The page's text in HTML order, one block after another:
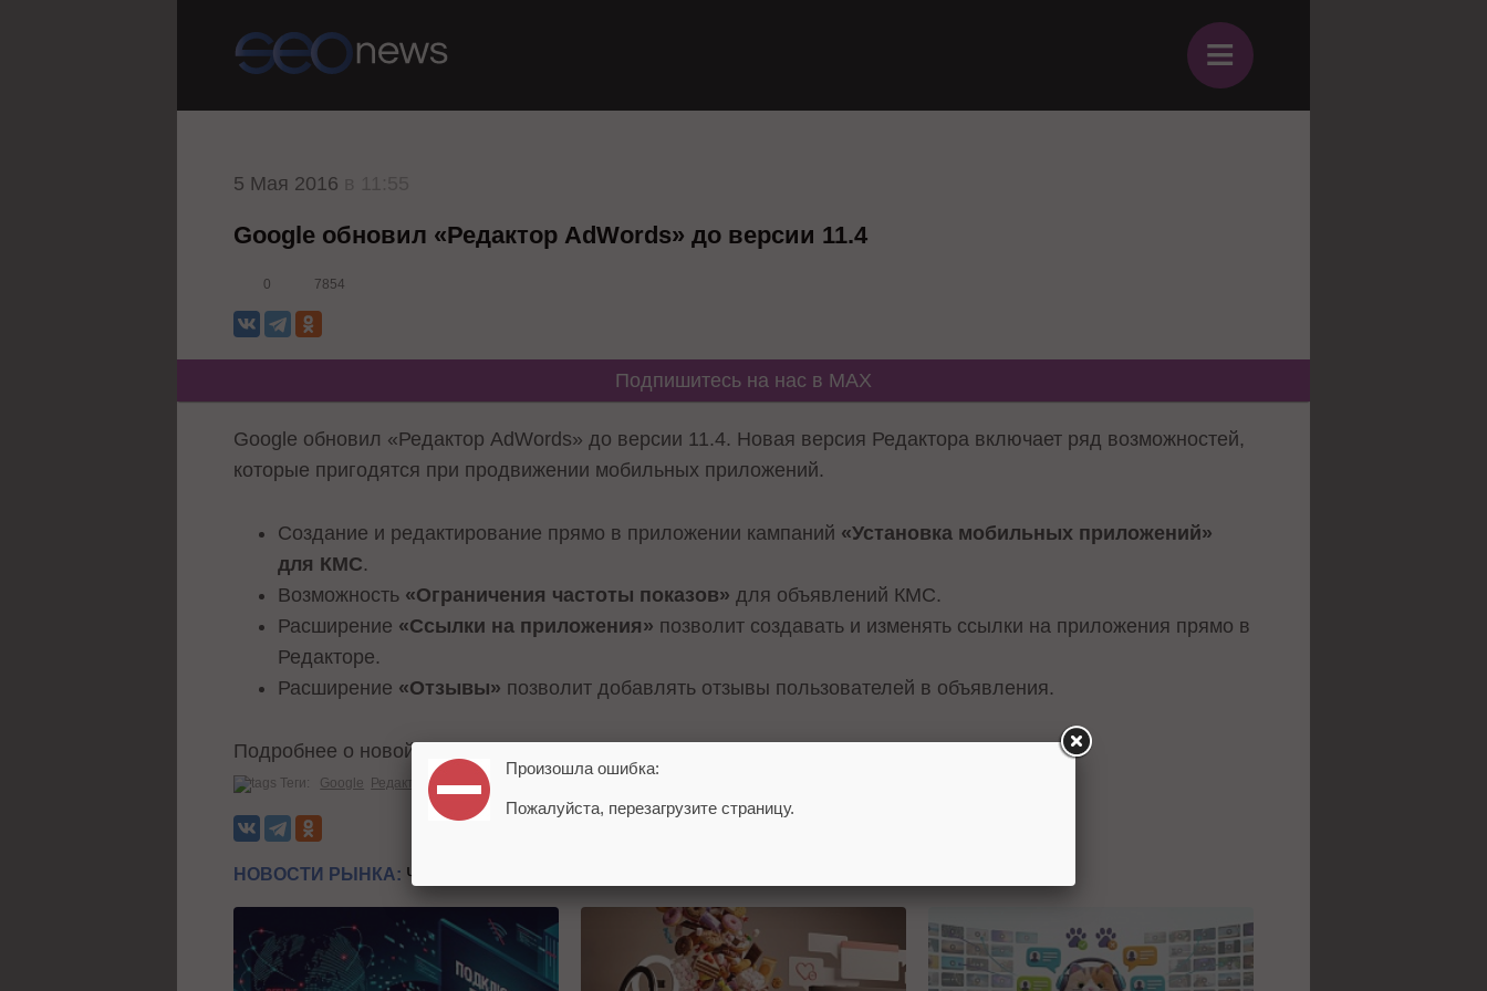
≡
5 Мая 2016
Google обновил «Редактор AdWords» до версии 11.4
0 7854
Подпишитесь на нас в MAX
Google обновил «Редактор AdWords» до версии 11.4. Новая версия Редактора включает ряд возможностей,
которые пригодятся при продвижении мобильных приложений.
Создание и редактирование прямо в приложении кампаний «Установка мобильных приложений»
для КМС.
Возможность «Ограничения частоты показов» для объявлений КМС.
Расширение «Ссылки на приложения» позволит создавать и изменять ссылки на приложения прямо в
Редакторе.
Расширение «Отзывы» позволит добавлять отзывы пользователей в объявления.
Подробнее о новой версии «Редактора AdWords» читайте
Теги: Google Редактор AdWords
НОВОСТИ РЫНКА: ЧИТАЙТЕ ТАКЖЕ
Произошла ошибка:
Пожалуйста, перезагрузите страницу.